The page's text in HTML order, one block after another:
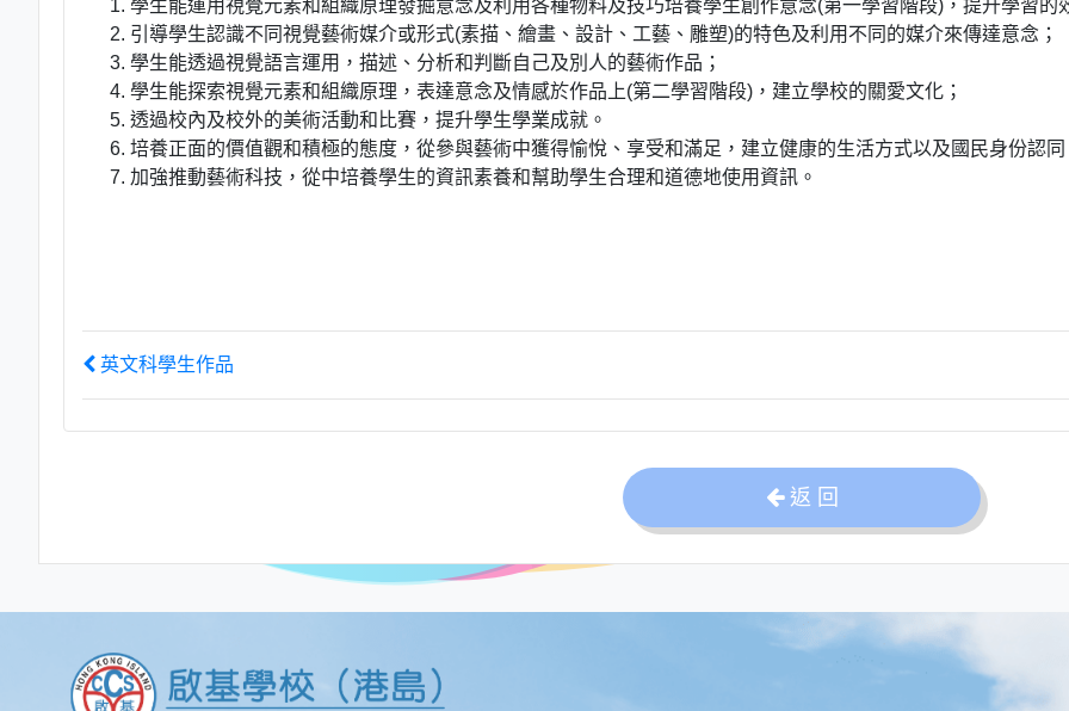
學生能運用視覺元素和組織原理發掘意念及利用各種物料及技巧培養學生創作意念(第一學習階段) ，提升學習的
引導學生認識不同視覺藝術媒介或形式(素描、繪畫、設計、工藝、雕塑)的特色及利用不同的媒介來傳達意念；
學生能透過視覺語言運用，描述、分析和判斷自己及別人的藝術作品；
學生能探索視覺元素和組織原理，表達意念及情感於作品上(第二學習階段)，建立學校的關愛文化；
透過校內及校外的美術活動和比賽，提升學生學業成就。
培養正面的價值觀和積極的態度，從參與藝術中獲得愉悅、享受和滿足，建立健康的生活方式以及國民身份認同
加強推動藝術科技，從中培養學生的資訊素養和幫助學生合理和道德地使用資訊。
英文科學生作品
返 回